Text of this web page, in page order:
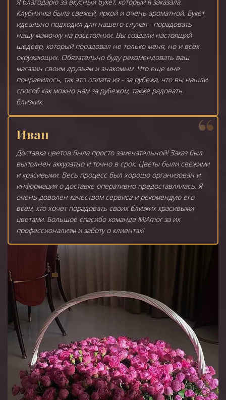
Клубничка была свежей, яркой и очень ароматной. Букет
идеально подходил для нашего случая - порадовать
нашу мамочку на расстоянии. Вы создали настоящий
шедевр, который порадовал не только меня, но и всех
окружающих. Обязательно буду рекомендовать ваш
магазин своим друзьям и знакомым. Что еще мне
понравилось, так это оплата из - за рубежа, что вы нашли
способ как можно нам за рубежом, также радовать
близких.
Иван
Доставка цветов была просто замечательной! Заказ был
выполнен аккуратно и точно в срок. Цветы были свежими
и красивыми. Весь процесс был хорошо организован и
информация о доставке оперативно предоставлялась. Я
очень доволен качеством сервиса и рекомендую его
всем, кто хочет порадовать своих близких красивыми
цветами. Большое спасибо команде MiAmor за их
профессионализм и заботу о клиентах!